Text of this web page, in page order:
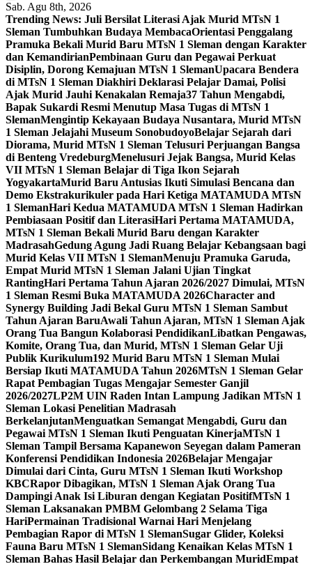
Sab. Agu 8th, 2026
Trending News: Juli Bersilat Literasi Ajak Murid MTsN 1
Sleman Tumbuhkan Budaya MembacaOrientasi Penggalang
Pramuka Bekali Murid Baru MTsN 1 Sleman dengan Karakter
dan KemandirianPembinaan Guru dan Pegawai Perkuat
Disiplin, Dorong Kemajuan MTsN 1 SlemanUpacara Bendera
di MTsN 1 Sleman Diakhiri Deklarasi Pelajar Damai, Polisi
Ajak Murid Jauhi Kenakalan Remaja37 Tahun Mengabdi,
Bapak Sukardi Resmi Menutup Masa Tugas di MTsN 1
SlemanMengintip Kekayaan Budaya Nusantara, Murid MTsN
1 Sleman Jelajahi Museum SonobudoyoBelajar Sejarah dari
Diorama, Murid MTsN 1 Sleman Telusuri Perjuangan Bangsa
di Benteng VredeburgMenelusuri Jejak Bangsa, Murid Kelas
VII MTsN 1 Sleman Belajar di Tiga Ikon Sejarah
YogyakartaMurid Baru Antusias Ikuti Simulasi Bencana dan
Demo Ekstrakurikuler pada Hari Ketiga MATAMUDA MTsN
1 SlemanHari Kedua MATAMUDA MTsN 1 Sleman Hadirkan
Pembiasaan Positif dan LiterasiHari Pertama MATAMUDA,
MTsN 1 Sleman Bekali Murid Baru dengan Karakter
MadrasahGedung Agung Jadi Ruang Belajar Kebangsaan bagi
Murid Kelas VII MTsN 1 SlemanMenuju Pramuka Garuda,
Empat Murid MTsN 1 Sleman Jalani Ujian Tingkat
RantingHari Pertama Tahun Ajaran 2026/2027 Dimulai, MTsN
1 Sleman Resmi Buka MATAMUDA 2026Character and
Synergy Building Jadi Bekal Guru MTsN 1 Sleman Sambut
Tahun Ajaran BaruAwali Tahun Ajaran, MTsN 1 Sleman Ajak
Orang Tua Bangun Kolaborasi PendidikanLibatkan Pengawas,
Komite, Orang Tua, dan Murid, MTsN 1 Sleman Gelar Uji
Publik Kurikulum192 Murid Baru MTsN 1 Sleman Mulai
Bersiap Ikuti MATAMUDA Tahun 2026MTsN 1 Sleman Gelar
Rapat Pembagian Tugas Mengajar Semester Ganjil
2026/2027LP2M UIN Raden Intan Lampung Jadikan MTsN 1
Sleman Lokasi Penelitian Madrasah
BerkelanjutanMenguatkan Semangat Mengabdi, Guru dan
Pegawai MTsN 1 Sleman Ikuti Penguatan KinerjaMTsN 1
Sleman Tampil Bersama Kapanewon Seyegan dalam Pameran
Konferensi Pendidikan Indonesia 2026Belajar Mengajar
Dimulai dari Cinta, Guru MTsN 1 Sleman Ikuti Workshop
KBCRapor Dibagikan, MTsN 1 Sleman Ajak Orang Tua
Dampingi Anak Isi Liburan dengan Kegiatan PositifMTsN 1
Sleman Laksanakan PMBM Gelombang 2 Selama Tiga
HariPermainan Tradisional Warnai Hari Menjelang
Pembagian Rapor di MTsN 1 SlemanSugar Glider, Koleksi
Fauna Baru MTsN 1 SlemanSidang Kenaikan Kelas MTsN 1
Sleman Bahas Hasil Belajar dan Perkembangan MuridEmpat